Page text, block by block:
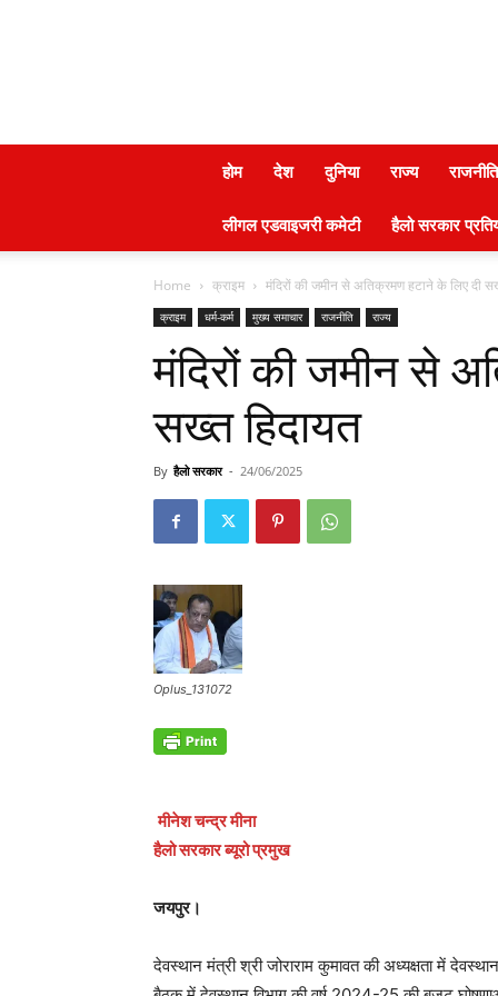
होम देश दुनिया राज्य राजनीति
लीगल एडवाइजरी कमेटी हैलो सरकार
Home क्राइम मंदिरों की जमीन से अतिक्रमण हटाने के लिए दी
क्राइम धर्म-कर्म मुख्य समाचार राजनीति राज्य
मंदिरों की जमीन से
सख्त हिदायत
By हैलो सरकार - 24/06/2025
Oplus_131072
मीनेश चन्द्र मीना
हैलो सरकार ब्यूरो प्रमुख
जयपुर।
देवस्थान मंत्री श्री जोराराम कुमावत की अध्यक्षता में